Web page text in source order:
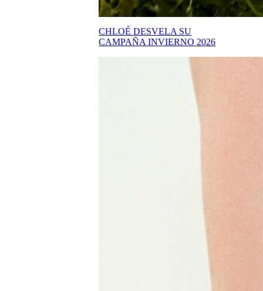
CHLOÉ DESVELA SU
CAMPAÑA INVIERNO 2026